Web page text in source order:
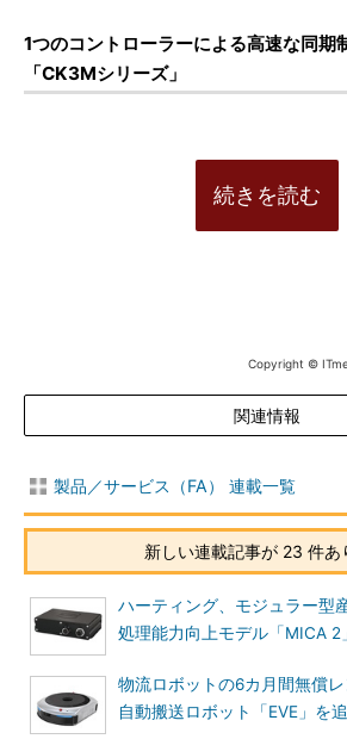
1つのコントローラーによる高速な同期
「CK3Mシリーズ」
続きを読む
Copyright ©
関連情報
製品／サービス（FA） 連載一覧
新しい連載記事が 23 件あ
ハーティング、モジュラー型
処理能力向上モデル「MICA 2」
物流ロボットの6カ月間無償
自動搬送ロボット「EVE」を